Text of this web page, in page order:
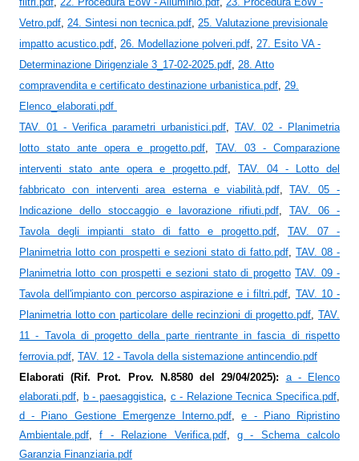
Vetro.pdf, 24. Sintesi non tecnica.pdf, 25. Valutazione previsionale
impatto acustico.pdf, 26. Modellazione polveri.pdf, 27. Esito VA -
Determinazione Dirigenziale 3_17-02-2025.pdf, 28. Atto
compravendita e certificato destinazione urbanistica.pdf, 29.
Elenco_elaborati.pdf
TAV. 01 - Verifica parametri urbanistici.pdf, TAV. 02 - Planimetria
lotto stato ante opera e progetto.pdf, TAV. 03 - Comparazione
interventi stato ante opera e progetto.pdf, TAV. 04 - Lotto del
fabbricato con interventi area esterna e viabilità.pdf,TAV. 05 -
Indicazione dello stoccaggio e lavorazione rifiuti.pdf, TAV. 06 -
Tavola degli impianti stato di fatto e progetto.pdf, TAV. 07 -
Planimetria lotto con prospetti e sezioni stato di fatto.pdf, TAV. 08 -
Planimetria lotto con prospetti e sezioni stato di progetto TAV. 09 -
Tavola dell'impianto con percorso aspirazione e i filtri.pdf, TAV. 10 -
Planimetria lotto con particolare delle recinzioni di progetto.pdf, TAV.
11 - Tavola di progetto della parte rientrante in fascia di rispetto
ferrovia.pdf, TAV. 12 - Tavola della sistemazione antincendio.pdf
Elaborati (Rif. Prot. Prov. N.8580 del 29/04/2025): a - Elenco
elaborati.pdf, b - paesaggistica, c - Relazione Tecnica Specifica.pdf,
d - Piano Gestione Emergenze Interno.pdf,e - Piano Ripristino
Ambientale.pdf,f - Relazione Verifica.pdf, g - Schema calcolo
Garanzia Finanziaria.pdf